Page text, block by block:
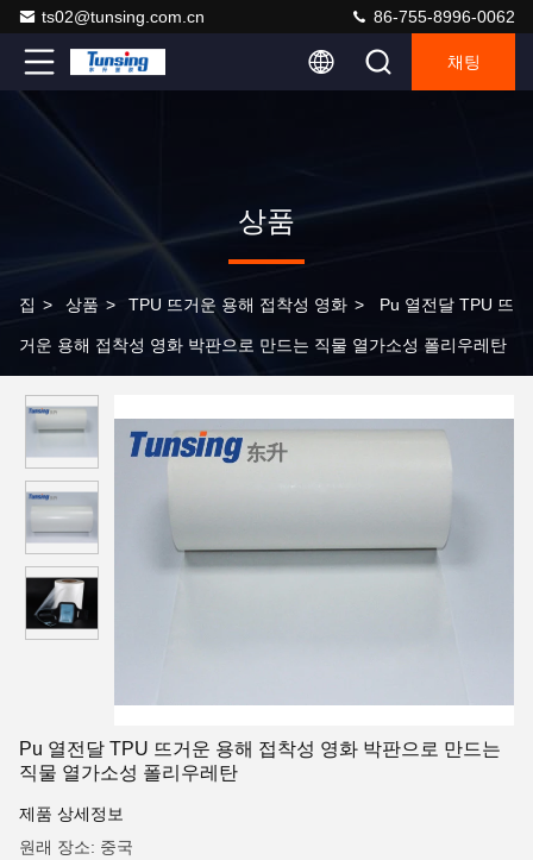
ts02@tunsing.com.cn 86-755-8996-0062
채팅
상품
집 > 상품 > TPU 뜨거운 용해 접착성 영화 > Pu 열전달 TPU 뜨
거운 용해 접착성 영화 박판으로 만드는 직물 열가소성 폴리우레탄
Pu 열전달 TPU 뜨거운 용해 접착성 영화 박판으로 만드는
직물 열가소성 폴리우레탄
제품 상세정보
원래 장소: 중국